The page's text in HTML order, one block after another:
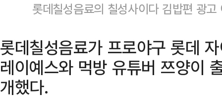
롯데칠성음료의 칠성사이다 김밥편 광
롯데칠성음료가 프로야구 롯데
레이예스와 먹방 유튜버 쯔양이
개했다.